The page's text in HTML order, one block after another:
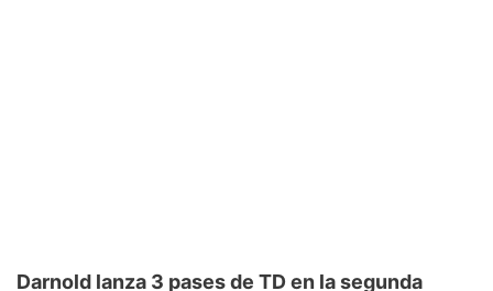
Darnold lanza 3 pases de TD en la segunda